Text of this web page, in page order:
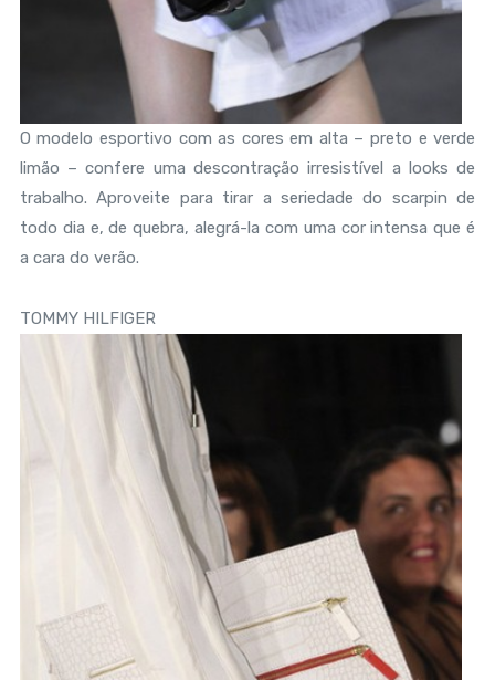
O modelo esportivo com as cores em alta – preto e verde
limão – confere uma descontração irresistível a looks de
trabalho. Aproveite para tirar a seriedade do scarpin de
todo dia e, de quebra, alegrá-la com uma cor intensa que é
a cara do verão.
TOMMY HILFIGER